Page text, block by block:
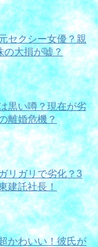
セクシー女優？親
の大損が嘘？
黒い噂？現在が劣
離婚危機？
リガリで劣化？3
建託社長！
かわいい！彼氏が